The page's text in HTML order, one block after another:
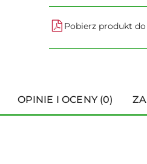
Pobierz produkt
OPINIE I OCENY (0)